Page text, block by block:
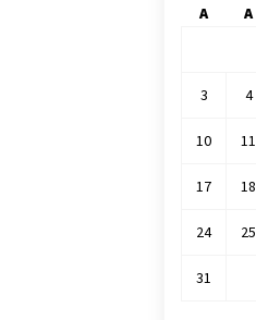
A A
3 4
10 11
17 18
24 25
31